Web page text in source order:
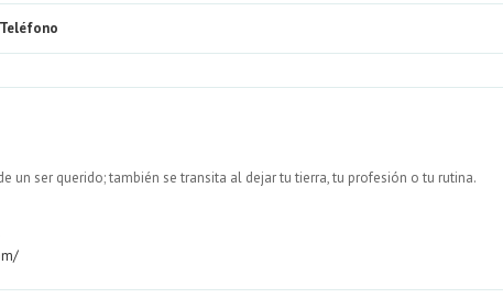
ser querido; también se transita al dejar tu tierra, tu profesión o tu rutina.